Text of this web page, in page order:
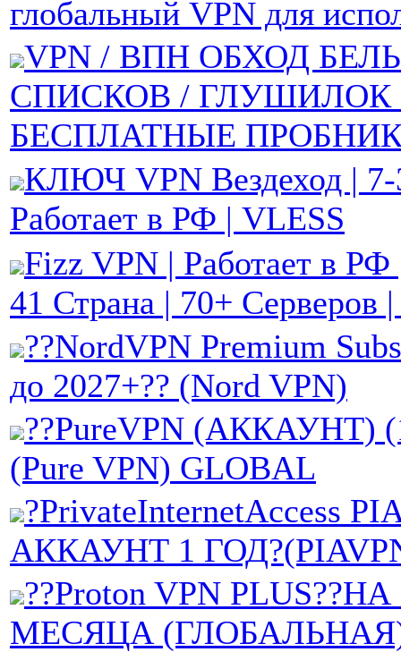
глобальный VPN для
VPN / ВПН ОБХОД
СПИСКОВ / ГЛУШИЛОК
БЕСПЛАТНЫЕ
КЛЮЧ VPN Вездеход | 7-
Работает в РФ | VLESS
Fizz VPN | Работает в РФ
41 Страна | 70+
??NordVPN Premium
до 2027+?? (Nord VPN)
??PureVPN (АККАУНТ)
(Pure VPN) GLOBAL
?PrivateInternetAccess
АККАУНТ 1
??Proton VPN PLUS??НА
МЕСЯЦА